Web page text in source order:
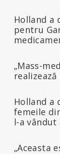
Holland a
pentru
„Mass-
Holland a
femeile
l-a vândut
„Aceasta